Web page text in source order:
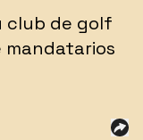
club de golf
mandatarios